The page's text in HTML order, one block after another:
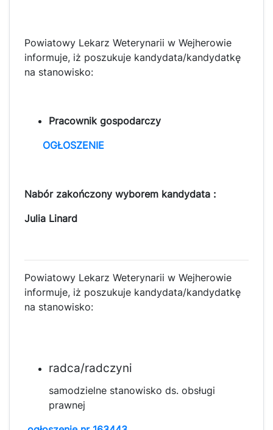
Powiatowy Lekarz Weterynarii w Wejherowie
informuje, iż poszukuje kandydata/kandydatkę
na stanowisko:
Pracownik gospodarczy
OGŁOSZENIE
Nabór zakończony wyborem kandydata :
Julia Linard
Powiatowy Lekarz Weterynarii w Wejherowie
informuje, iż poszukuje kandydata/kandydatkę
na stanowisko:
radca/radczyni
samodzielne stanowisko ds. obsługi
prawnej